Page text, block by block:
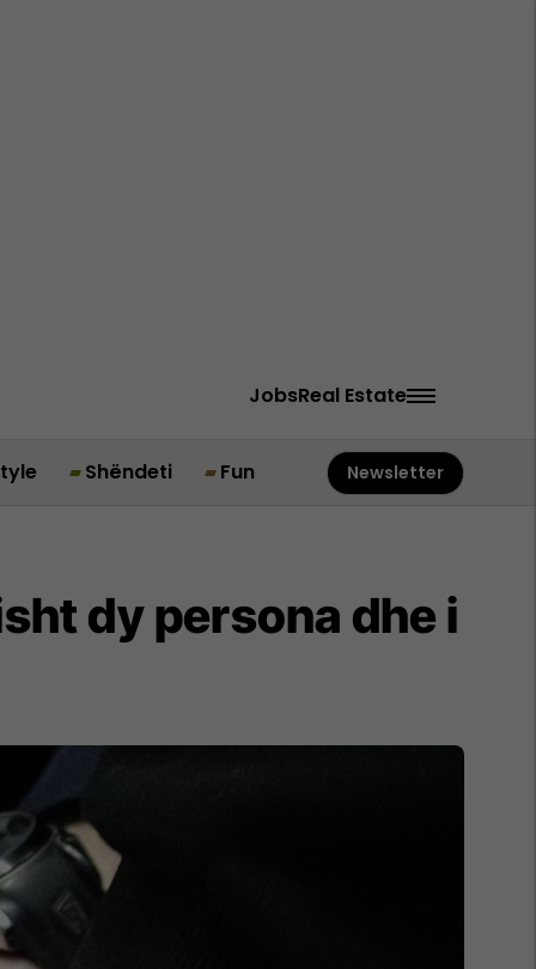
JobsReal Estate
Shëndeti Fun Newsletter
dy persona dhe i